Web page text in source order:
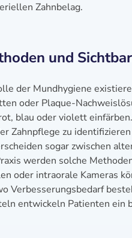
Zahnbelag.
und
der Mundhygiene
oder Plaque-
blau oder violett
Zahnpflege zu
sogar zwischen
werden solche
oder intraorale Kameras
Verbesserungsbedarf
entwickeln Patienten ein